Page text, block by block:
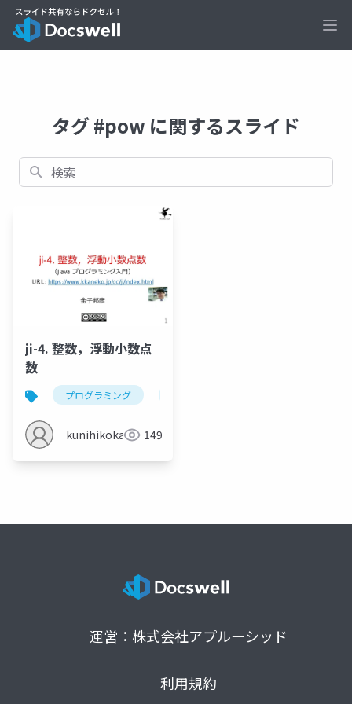
タグ #pow に関するスライド
検索
ji-4. 整数，浮動小数点
数
プログラミング
kunihikokaneko149
運営：株式会社アプルーシッド
利用規約